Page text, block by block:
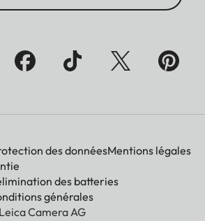
des donnéesMentions légales
des batteries
générales
Camera AG